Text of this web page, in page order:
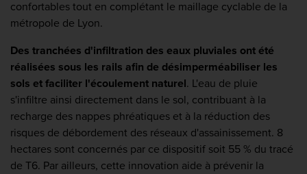
confortables tout en complétant le maillage cyclable de la
métropole de Lyon.
Des tranchées d'infiltration des eaux pluviales ont été
réalisées sous les rails afin de désimperméabiliser les
sols et faciliter l'écoulement naturel. L'eau de pluie
s'infiltre ainsi directement dans le sol, contribuant à la
recharge des nappes phréatiques et à la réduction des
risques de débordement des réseaux d'assainissement. 8
hectares sont concernés par ce dispositif soit 55 % du tracé
de T6. Par ailleurs, cette innovation aide à prévenir la